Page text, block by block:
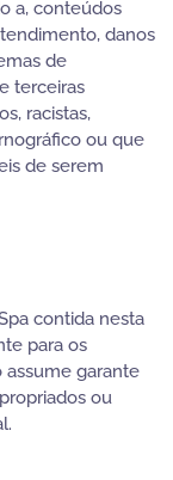
a, conteúdos
danos
de
terceiras
racistas,
ou que
de serem
contida nesta
para os
assume garante
ou